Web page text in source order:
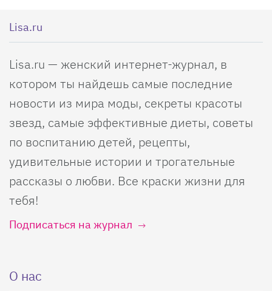
Lisa.ru
Lisa.ru — женский интернет-журнал, в
котором ты найдешь самые последние
новости из мира моды, секреты красоты
звезд, самые эффективные диеты, советы
по воспитанию детей, рецепты,
удивительные истории и трогательные
рассказы о любви. Все краски жизни для
тебя!
Подписаться на журнал
О нас